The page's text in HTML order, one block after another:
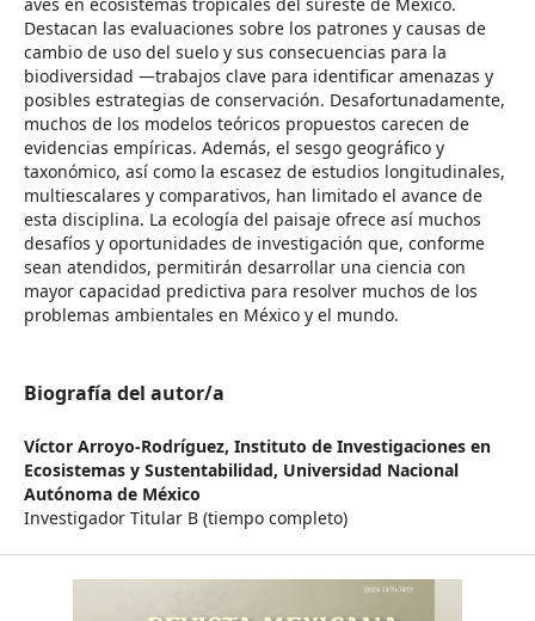
Destacan las evaluaciones sobre los patrones y causas de
cambio de uso del suelo y sus consecuencias para la
biodiversidad —trabajos clave para identificar amenazas y
posibles estrategias de conservación. Desafortunadamente,
muchos de los modelos teóricos propuestos carecen de
evidencias empíricas. Además, el sesgo geográfico y
taxonómico, así como la escasez de estudios longitudinales,
multiescalares y comparativos, han limitado el avance de
esta disciplina. La ecología del paisaje ofrece así muchos
desafíos y oportunidades de investigación que, conforme
sean atendidos, permitirán desarrollar una ciencia con
mayor capacidad predictiva para resolver muchos de los
problemas ambientales en México y el mundo.
Biografía del autor/a
Víctor Arroyo-Rodríguez, Instituto de Investigaciones en
Ecosistemas y Sustentabilidad, Universidad Nacional
Autónoma de México
Investigador Titular B (tiempo completo)